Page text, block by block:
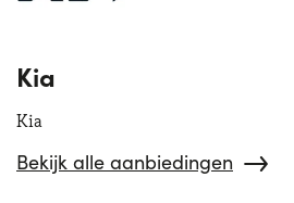
Kia
Kia
Bekijk alle aanbiedingen